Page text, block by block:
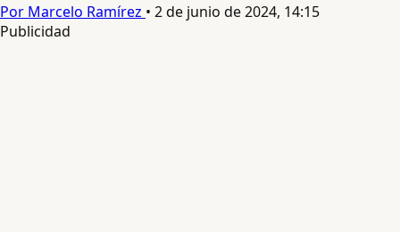
Por Marcelo Ramírez • 2 de junio de 2024, 14:15
Publicidad